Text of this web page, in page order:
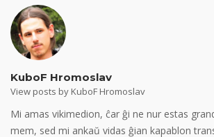
KuboF Hromoslav
View posts by KuboF Hromoslav
Mi amas vikimedion, ĉar ĝi ne nur estas
mem, sed mi ankaŭ vidas ĝian kapablon